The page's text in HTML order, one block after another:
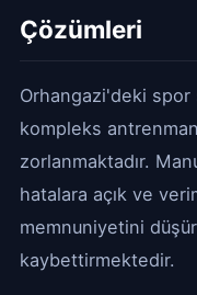
Çözümleri
Orhangazi'deki spor
kompleks
zorlanmaktadır.
hatalara açık ve
memnuniyetini
kaybettirmektedir.